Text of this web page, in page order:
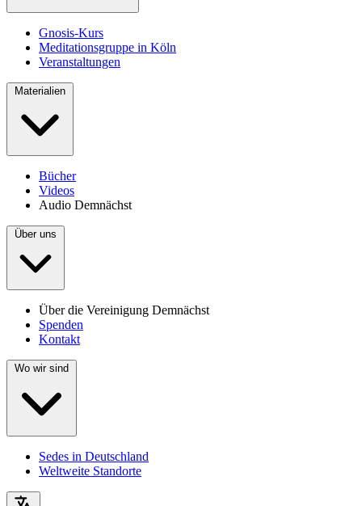
Gnosis-Kurs
Meditationsgruppe in Köln
Veranstaltungen
Materialien
Bücher
Videos
Audio Demnächst
Über uns
Über die Vereinigung Demnächst
Spenden
Kontakt
Wo wir sind
Sedes in Deutschland
Weltweite Standorte